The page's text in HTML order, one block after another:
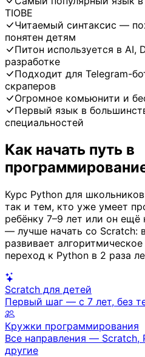
TIOBE
Читаемый синтаксис —
понятен детям
Питон используется в AI,
разработке
Подходит для Telegram-
скраперов
Огромное комьюнити и
Первый язык в
специальностей
Как начать путь в
Курс Python для
так и тем, кто уже умеет
ребёнку 7–9 лет или он ещё
— лучше начать со Scratch:
развивает
переход к Python в 2 раза
Scratch для детей
Первый шаг — с 7 лет, без
Кружки программирования
Все направления — Scratch,
другие